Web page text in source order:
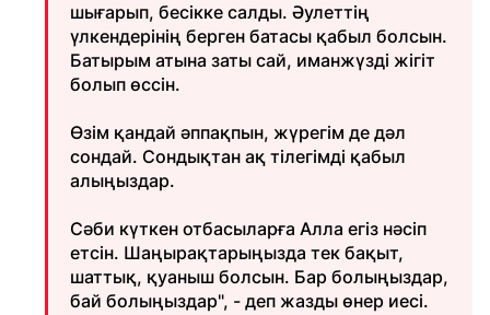
шығарып, бесікке салды. Әулеттің
үлкендерінің берген батасы қабыл болсын.
Батырым атына заты сай, иманжүзді жігіт
болып өссін.
Өзім қандай әппақпын, жүрегім де дәл
сондай. Сондықтан ақ тілегімді қабыл
алыңыздар.
Сәби күткен отбасыларға Алла егіз нәсіп
етсін. Шаңырақтарыңызда тек бақыт,
шаттық, қуаныш болсын. Бар болыңыздар,
бай болыңыздар", - деп жазды өнер иесі.